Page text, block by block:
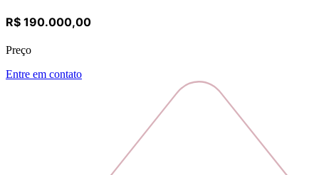
R$ 190.000,00
Preço
Entre em contato